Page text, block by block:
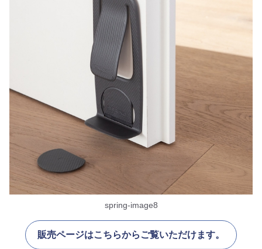
spring-image8
販売ページはこちらからご覧いただけます。